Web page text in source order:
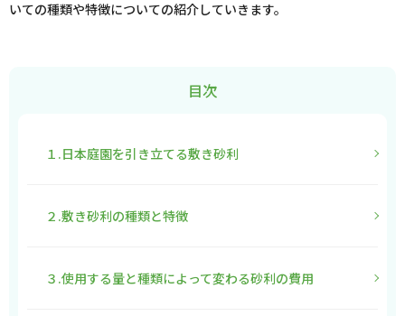
いての種類や特徴についての紹介していきます。
目次
１.日本庭園を引き立てる敷き砂利
２.敷き砂利の種類と特徴
３.使用する量と種類によって変わる砂利の費用